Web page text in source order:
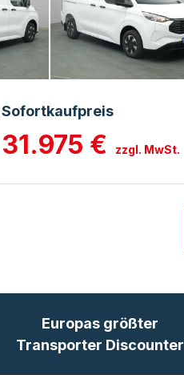
Sofortkaufpreis
31.975 € zzgl. MwSt.
Europas größter
Transporter Discounter